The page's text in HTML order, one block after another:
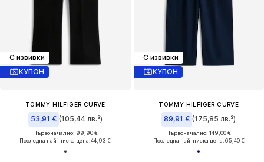
С извивки
КУПОН
TOMMY HILFIGER CURVE
53,91 € (105,44 лв.³)
Първоначално: 99,90 €
Последна най-ниска цена:44,93 €
С извивки
КУПОН
TOMMY HILFIGER CURVE
89,91 € (175,85 лв.³)
Първоначално: 149,00 €
Последна най-ниска цена:65,40 €